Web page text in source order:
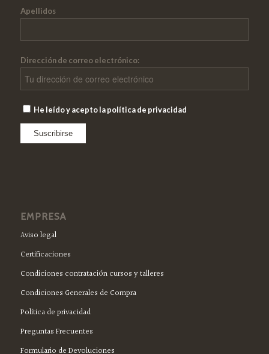
Apellidos
Dirección de correo electrónico:
He leído y acepto la política de privacidad
EMPRESA
Aviso legal
Certificaciones
Condiciones contratación cursos y talleres
Condiciones Generales de Compra
Política de privacidad
Preguntas Frecuentes
Formulario de Devoluciones